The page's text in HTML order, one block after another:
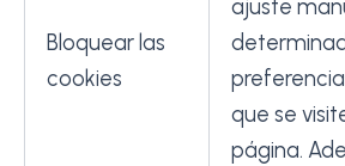
Bloquear las
cookies
ajuste
que se
página.